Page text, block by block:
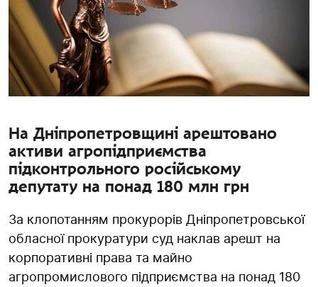
На Дніпропетровщині арештовано
активи агропідприємства
підконтрольного російському
депутату на понад 180 млн грн
За клопотанням прокурорів Дніпропетровської
обласної прокуратури суд наклав арешт на
корпоративні права та майно
агропромислового підприємства на понад 180